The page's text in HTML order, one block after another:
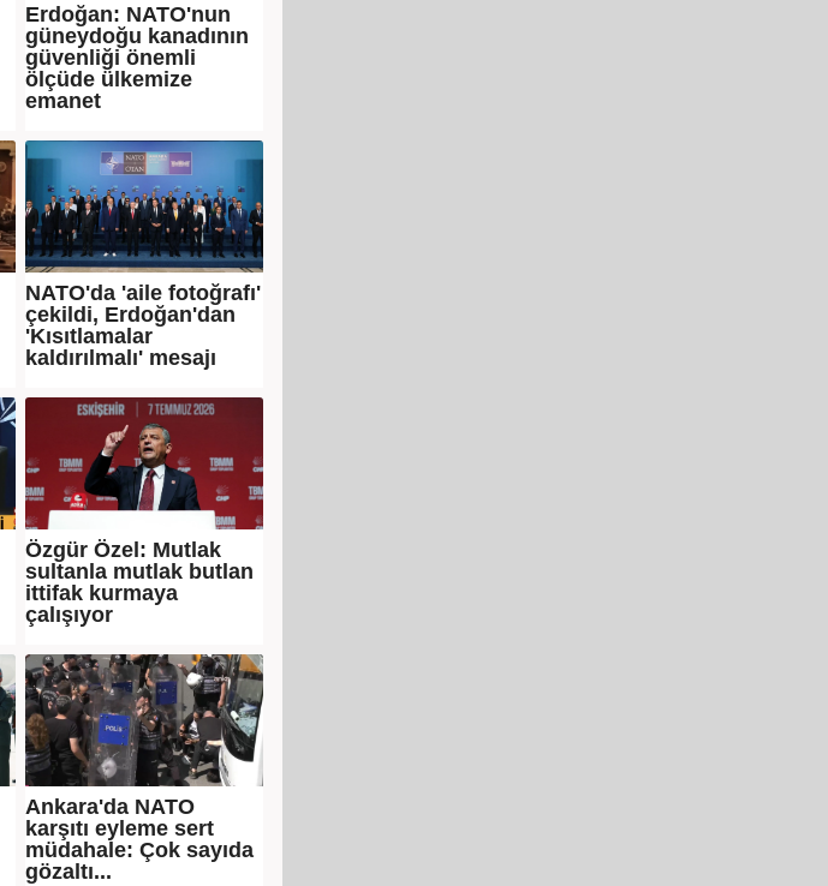
Erdoğan: NATO'nun
güneydoğu kanadının
güvenliği önemli
ölçüde ülkemize
emanet
NATO'da 'aile fotoğrafı'
çekildi, Erdoğan'dan
'Kısıtlamalar
kaldırılmalı' mesajı
Özgür Özel: Mutlak
sultanla mutlak butlan
ittifak kurmaya
çalışıyor
Ankara'da NATO
karşıtı eyleme sert
müdahale: Çok sayıda
gözaltı...